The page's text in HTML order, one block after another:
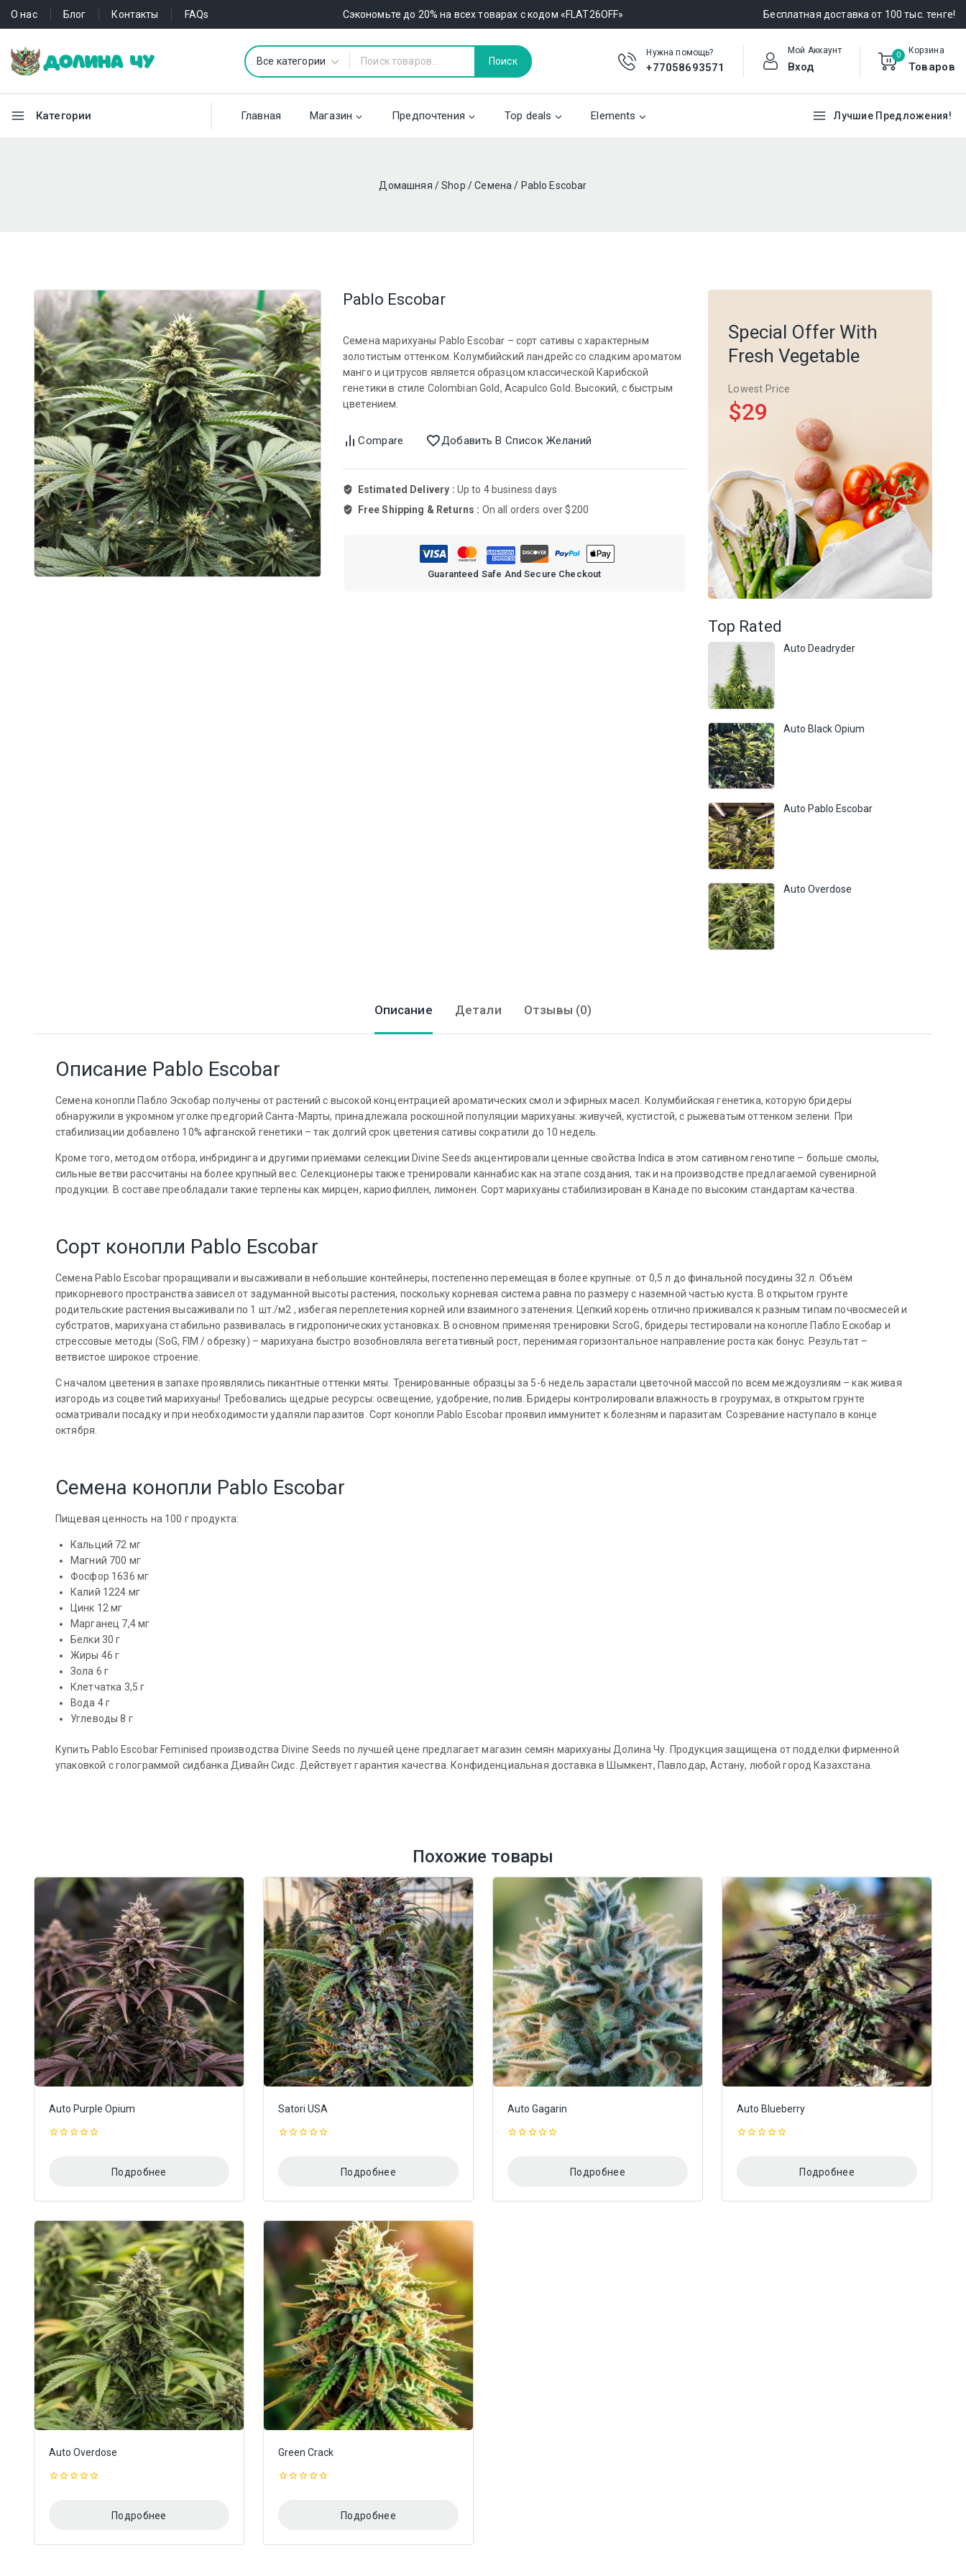
О нас Блог Контакты FAQs Сэкономьте до 20% на всех товарах с кодом «FLAT26OFF» Бесплатная доставка от 100 тыс. тенге!
Поиск
Нужна помощь?
+77058693571
Мой Аккаунт
Вход
0 Корзина
Товаров
Категории Главная Магазин Предпочтения Top deals Elements Лучшие Предложения!
Домашняя /Shop / Семена / Pablo Escobar
Special Offer With
Fresh Vegetable
Lowest Price
$29
Top Rated
Auto Deadryder
Auto Black Opium
Auto Pablo Escobar
Auto Overdose
Pablo Escobar
Семена марихуаны Pablo Escobar – сорт сативы с характерным
золотистым оттенком. Колумбийский ландрейс со сладким ароматом
манго и цитрусов является образцом классической Карибской
генетики в стиле Colombian Gold, Acapulco Gold. Высокий, с быстрым
цветением.
Compare Добавить В Список Желаний
Estimated Delivery : Up to 4 business days
Free Shipping & Returns : On all orders over $200
Guaranteed Safe And Secure Checkout
Описание Детали Отзывы (0)
Описание Pablo Escobar
Семена конопли Пабло Эскобар получены от растений с высокой концентрацией ароматических смол и эфирных масел. Колумбийская генетика, которую бридеры
обнаружили в укромном уголке предгорий Санта-Марты, принадлежала роскошной популяции марихуаны: живучей, кустистой, с рыжеватым оттенком зелени. При
стабилизации добавлено 10% афганской генетики – так долгий срок цветения сативы сократили до 10 недель.
Кроме того, методом отбора, инбридинга и другими приёмами селекции Divine Seeds акцентировали ценные свойства Indica в этом сативном генотипе – больше смолы,
сильные ветви рассчитаны на более крупный вес. Селекционеры также тренировали каннабис как на этапе создания, так и на производстве предлагаемой сувенирной
продукции. В составе преобладали такие терпены как мирцен, кариофиллен, лимонен. Сорт марихуаны стабилизирован в Канаде по высоким стандартам качества.
Сорт конопли Pablo Escobar
Семена Pablo Escobar проращивали и высаживали в небольшие контейнеры, постепенно перемещая в более крупные: от 0,5 л до финальной посудины 32 л. Объём
прикорневого пространства зависел от задуманной высоты растения, поскольку корневая система равна по размеру с наземной частью куста. В открытом грунте
родительские растения высаживали по 1 шт./м2 , избегая переплетения корней или взаимного затенения. Цепкий корень отлично приживался к разным типам почвосмесей и
субстратов, марихуана стабильно развивалась в гидропонических установках. В основном применяя тренировки ScroG, бридеры тестировали на конопле Пабло Ескобар и
стрессовые методы (SoG, FIM / обрезку) – марихуана быстро возобновляла вегетативный рост, перенимая горизонтальное направление роста как бонус. Результат –
ветвистое широкое строение.
С началом цветения в запахе проявлялись пикантные оттенки мяты. Тренированные образцы за 5-6 недель зарастали цветочной массой по всем междоузлиям – как живая
изгородь из соцветий марихуаны! Требовались щедрые ресурсы: освещение, удобрение, полив. Бридеры контролировали влажность в гроурумах, в открытом грунте
осматривали посадку и при необходимости удаляли паразитов. Сорт конопли Pablo Escobar проявил иммунитет к болезням и паразитам. Созревание наступало в конце
октября.
Семена конопли Pablo Escobar
Пищевая ценность на 100 г продукта:
Кальций 72 мг
Магний 700 мг
Фосфор 1636 мг
Калий 1224 мг
Цинк 12 мг
Марганец 7,4 мг
Белки 30 г
Жиры 46 г
Зола 6 г
Клетчатка 3,5 г
Вода 4 г
Углеводы 8 г
Купить Pablo Escobar Feminised производства Divine Seeds по лучшей цене предлагает магазин семян марихуаны Долина Чу. Продукция защищена от подделки фирменной
упаковкой с голограммой сидбанка Дивайн Сидс. Действует гарантия качества. Конфиденциальная доставка в Шымкент, Павлодар, Астану, любой город Казахстана.
Похожие товары
Auto Purple Opium
Подробнее
Satori USA
Подробнее
Auto Gagarin
Подробнее
Auto Blueberry
Подробнее
Auto Overdose
Подробнее
Green Crack
Подробнее